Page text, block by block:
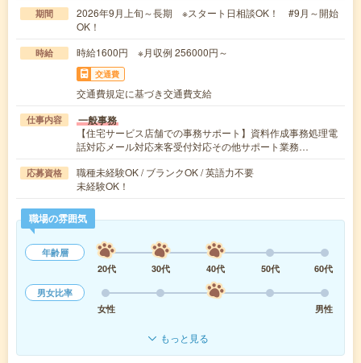
期間
2026年9月上旬～長期 ※スタート日相談OK！ #9月～開始
OK！
時給 時給1600円 ※月収例 256000円～
交通費
交通費規定に基づき交通費支給
仕事内容 一般事務
【住宅サービス店舗での事務サポート】資料作成事務処理電
話対応メール対応来客受付対応その他サポート業務…
応募資格
職種未経験OK / ブランクOK / 英語力不要
未経験OK！
職場の雰囲気
年齢層
20代
30代 40代 50代
60代
男女比率
女性
男性
もっと見る